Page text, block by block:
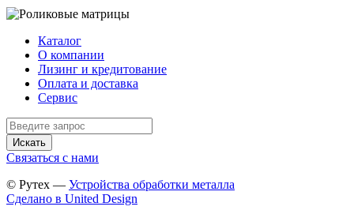
Каталог
О компании
Лизинг и кредитование
Оплата и доставка
Сервис
Искать
Связаться с нами
© Рутех — Устройства обработки металла
Сделано в United Design